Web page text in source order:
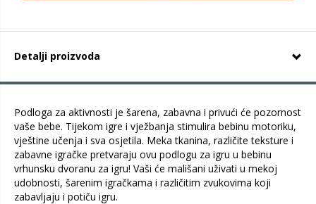
Detalji proizvoda
Podloga za aktivnosti je šarena, zabavna i privući će pozornost
vaše bebe. Tijekom igre i vježbanja stimulira bebinu motoriku,
vještine učenja i sva osjetila. Meka tkanina, različite teksture i
zabavne igračke pretvaraju ovu podlogu za igru u bebinu
vrhunsku dvoranu za igru! Vaši će mališani uživati u mekoj
udobnosti, šarenim igračkama i različitim zvukovima koji
zabavljaju i potiču igru.